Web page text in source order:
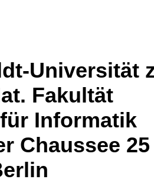
Universität
Fakultät
Informatik
Chaussee 25